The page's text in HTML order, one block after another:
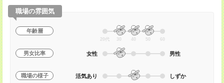
職場の雰囲気
年齢層
20代 30 40 50 60
男女比率 女性 男性
職場の様子 活気あり しずか